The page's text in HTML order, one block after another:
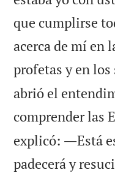
que cumplirse
acerca de mí en
profetas y en los
abrió el
comprender las
explicó: ―Está
padecerá y